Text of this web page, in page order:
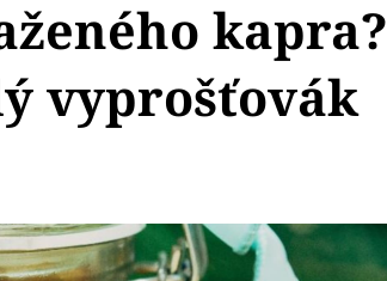
kapra?
vyprošťovák